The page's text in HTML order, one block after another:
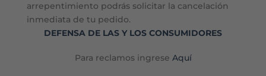
arrepentimiento podrás solicitar la cancelación
inmediata de tu pedido.
DEFENSA DE LAS Y LOS CONSUMIDORES
Para reclamos ingrese Aquí